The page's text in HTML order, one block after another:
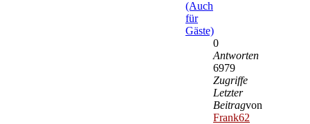
(Auch
für
Gäste)
0
Antworten
6979
Zugriffe
Letzter
Beitragvon
Frank62